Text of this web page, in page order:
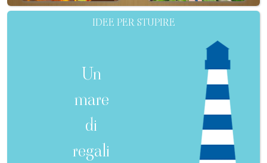
IDEE PER STUPIRE
Un
mare
di
regali